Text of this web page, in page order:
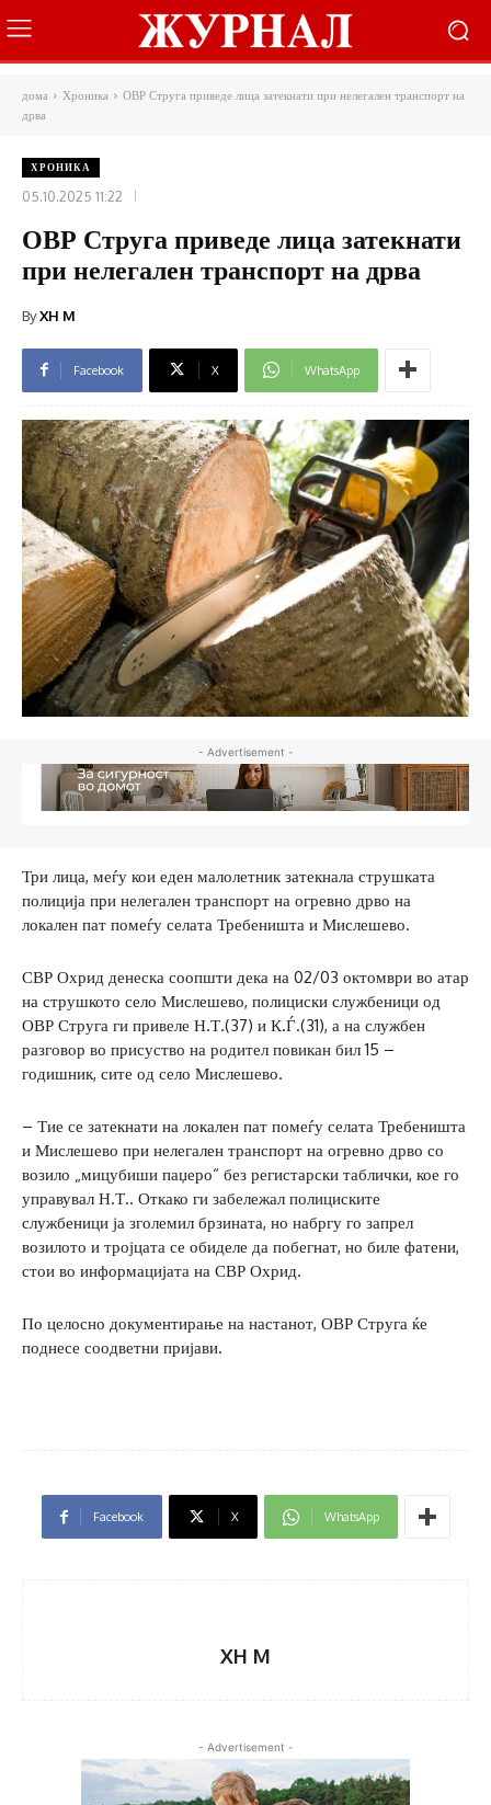
дома Хроника
ОВР Струга приведе лица затекнати при нелегален транспорт на
дрва
ХРОНИКА
05.10.2025 11:22
ОВР Струга приведе лица затекнати
при нелегален транспорт на дрва
ByXH M
Facebook X WhatsApp
- Advertisement -
Три лица, меѓу кои еден малолетник затекнала струшката
полиција при нелегален транспорт на огревно дрво на
локален пат помеѓу селата Требеништа и Мислешево.
СВР Охрид денеска соопшти дека на 02/03 октомври во атар
на струшкото село Мислешево, полициски службеници од
ОВР Струга ги привеле Н.Т.(37) и К.Ѓ.(31), а на службен
разговор во присуство на родител повикан бил 15 –
годишник, сите од село Мислешево.
– Тие се затекнати на локален пат помеѓу селата Требеништа
и Мислешево при нелегален транспорт на огревно дрво со
возило „мицубиши паџеро“ без регистарски таблички, кое го
управувал Н.Т.. Откако ги забележал полициските
службеници ја зголемил брзината, но набргу го запрел
возилото и тројцата се обиделе да побегнат, но биле фатени,
стои во информацијата на СВР Охрид.
По целосно документирање на настанот, ОВР Струга ќе
поднесе соодветни пријави.
Facebook X WhatsApp
XH M
- Advertisement -